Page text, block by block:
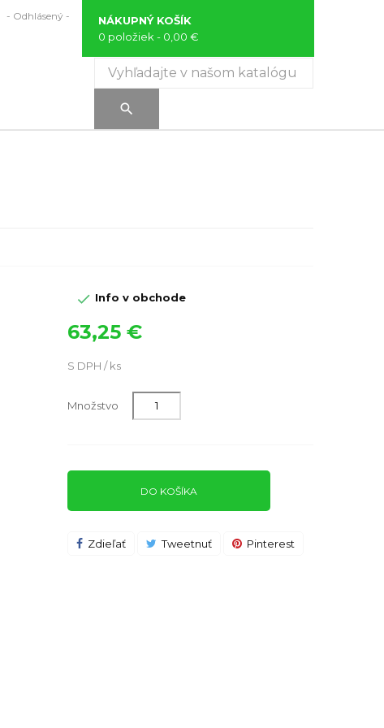
- Odhlásený -
NÁKUPNÝ KOŠÍK
0 položiek - 0,00 €

 Info v obchode
63,25 €
S DPH / ks
Množstvo
DO KOŠÍKA
Zdieľať Tweetnuť Pinterest